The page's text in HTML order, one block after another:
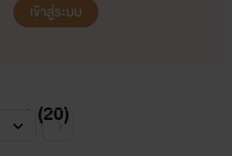
เข้าสู่ระบบ
มด (20)